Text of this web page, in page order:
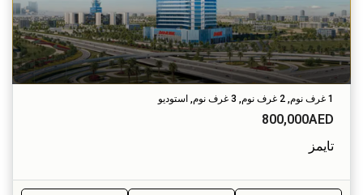
1 غرف نوم, 2 غرف نوم, 3 غرف نوم, استوديو
800,000AED
تايمز